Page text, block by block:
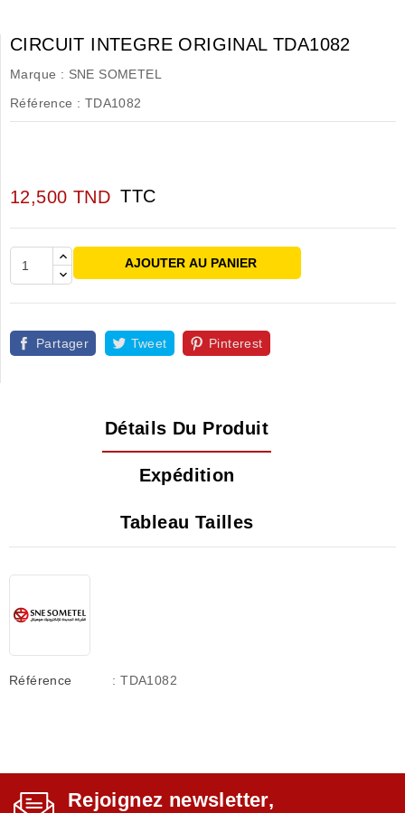
CIRCUIT INTEGRE ORIGINAL TDA1082
Marque : SNE SOMETEL
Référence : TDA1082
12,500 TND TTC
AJOUTER AU PANIER
Partager Tweet Pinterest
Détails Du Produit
Expédition
Tableau Tailles
Référence : TDA1082
Rejoignez newsletter,